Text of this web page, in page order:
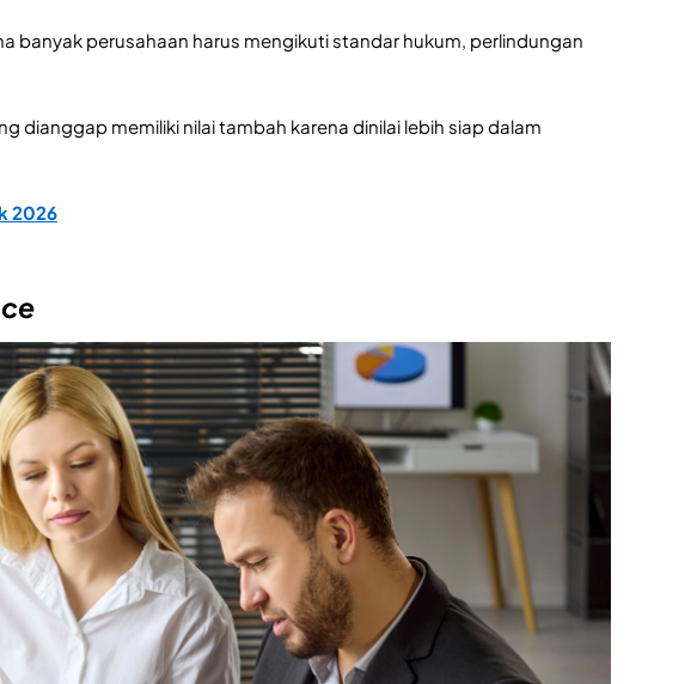
banyak perusahaan harus mengikuti standar hukum, perlindungan
dianggap memiliki nilai tambah karena dinilai lebih siap dalam
2026